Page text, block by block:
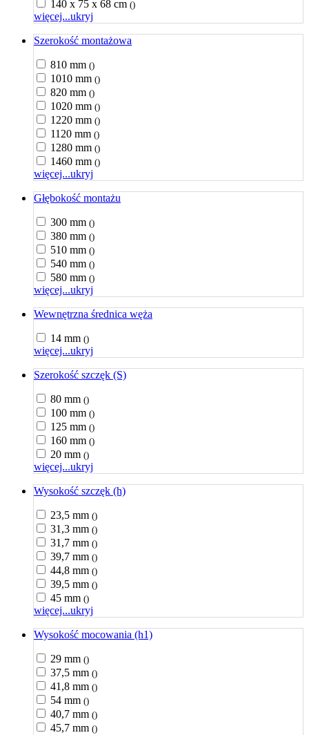
140 x 75 x 68 cm ()
więcej...ukryj
Szerokość montażowa
810 mm ()
1010 mm ()
820 mm ()
1020 mm ()
1220 mm ()
1120 mm ()
1280 mm ()
1460 mm ()
więcej...ukryj
Głębokość montażu
300 mm ()
380 mm ()
510 mm ()
540 mm ()
580 mm ()
więcej...ukryj
Wewnętrzna średnica węża
14 mm ()
więcej...ukryj
Szerokość szczęk (S)
80 mm ()
100 mm ()
125 mm ()
160 mm ()
20 mm ()
więcej...ukryj
Wysokość szczęk (h)
23,5 mm ()
31,3 mm ()
31,7 mm ()
39,7 mm ()
44,8 mm ()
39,5 mm ()
45 mm ()
więcej...ukryj
Wysokość mocowania (h1)
29 mm ()
37,5 mm ()
41,8 mm ()
54 mm ()
40,7 mm ()
45,7 mm ()